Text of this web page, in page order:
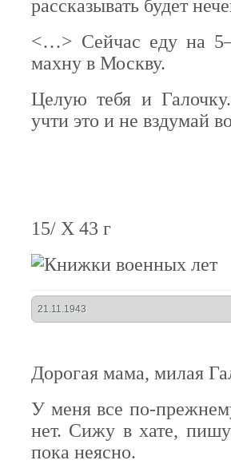
рассказывать будет
<…> Сейчас еду на
махну в Москву.
Целую тебя и
учти это и не вздумай
15/ X 43 г
21.11.1943
Дорогая мама, милая
У меня все по-
нет. Сижу в хате,
пока неясно.